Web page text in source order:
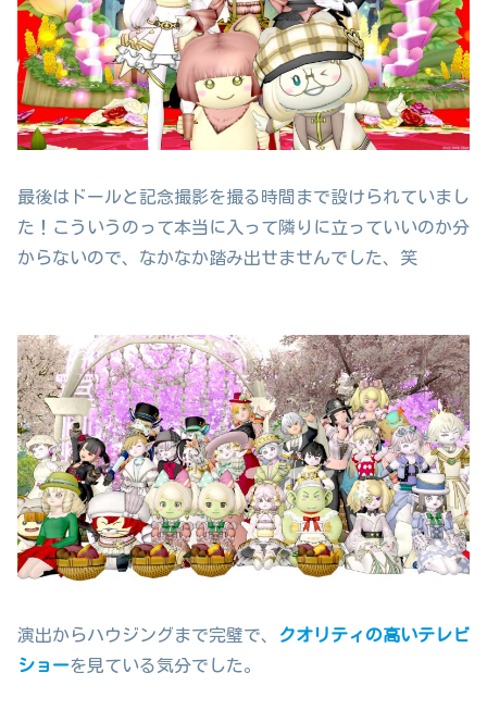
最後はドールと記念撮影を撮る時間まで設けられていまし
た！こういうのって本当に入って隣りに立っていいのか分
からないので、なかなか踏み出せませんでした、笑
演出からハウジングまで完璧で、
クオリティの高いテレビ
ショーを見ている気分でした。